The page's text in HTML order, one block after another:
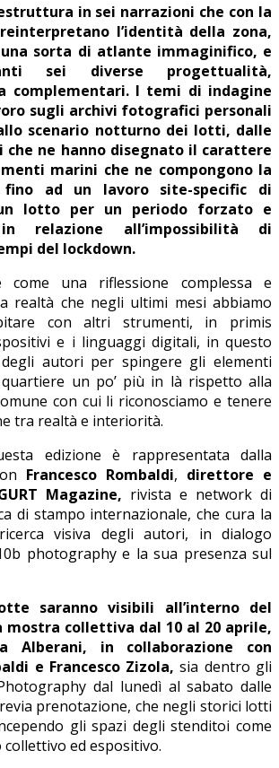
in sei narrazioni che con la
l’identità della zona,
sorta di atlante immaginifico, e
sei diverse progettualità,
complementari. I temi di indagine
sugli archivi fotografici personali
scenario notturno dei lotti, dalle
ne hanno disegnato il carattere
marini che ne compongono la
fino ad un lavoro site-specific di
lotto per un periodo forzato e
relazione all’impossibilità di
del lockdown.
come una riflessione complessa e
realtà che negli ultimi mesi abbiamo
con altri strumenti, in primis
e i linguaggi digitali, in questo
autori per spingere gli elementi
un po’ più in là rispetto alla
con cui li riconosciamo e tenere
tra realtà e interiorità.
edizione è rappresentata dalla
Francesco Rombaldi, direttore e
Magazine, rivista e network di
di stampo internazionale, che cura la
visiva degli autori, in dialogo
photography e la sua presenza sul
saranno visibili all’interno del
mostra collettiva dal 10 al 20 aprile,
Alberani, in collaborazione con
e Francesco Zizola, sia dentro gli
dal lunedì al sabato dalle
prenotazione, che negli storici lotti
gli spazi degli stenditoi come
ed espositivo.